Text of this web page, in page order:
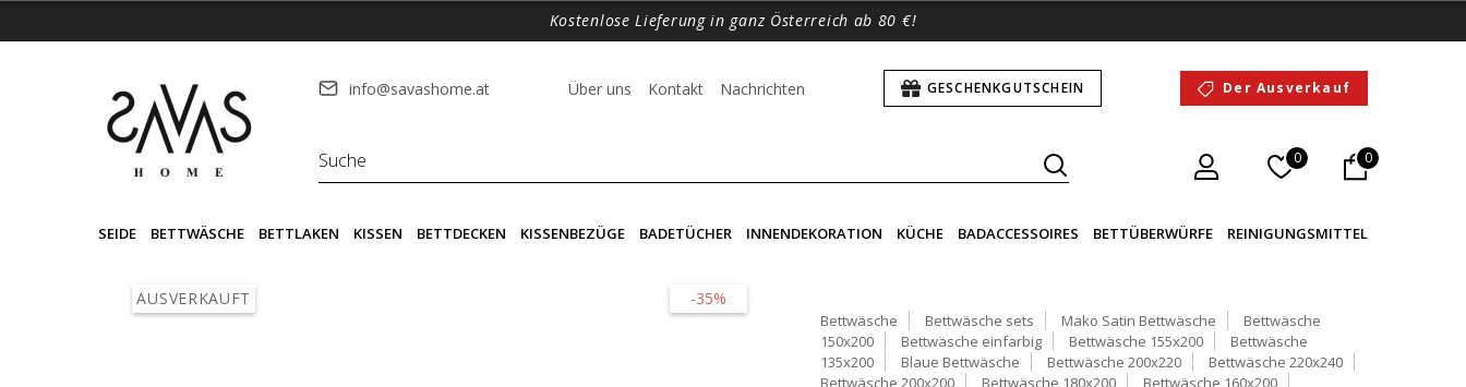
Kostenlose Lieferung in ganz Österreich ab 80 €!
info@savashome.at Über uns Kontakt Nachrichten GESCHENKGUTSCHEIN Der Ausverkauf
0 0
SEIDE BETTWÄSCHE BETTLAKEN KISSEN BETTDECKEN KISSENBEZÜGE BADETÜCHER INNENDEKORATION KÜCHE BADACCESSOIRES BETTÜBERWÜRFE REINIGUNGSMITTEL
-35%
AUSVERKAUFT
Bettwäsche Bettwäsche sets Mako Satin Bettwäsche
Bettwäsche
150x200
Bettwäsche einfarbig Bettwäsche 155x200
Bettwäsche
135x200
Blaue Bettwäsche Bettwäsche 200x220
Bettwäsche 220x240
Bettwäsche 200x200
Bettwäsche 180x200
Bettwäsche 160x200